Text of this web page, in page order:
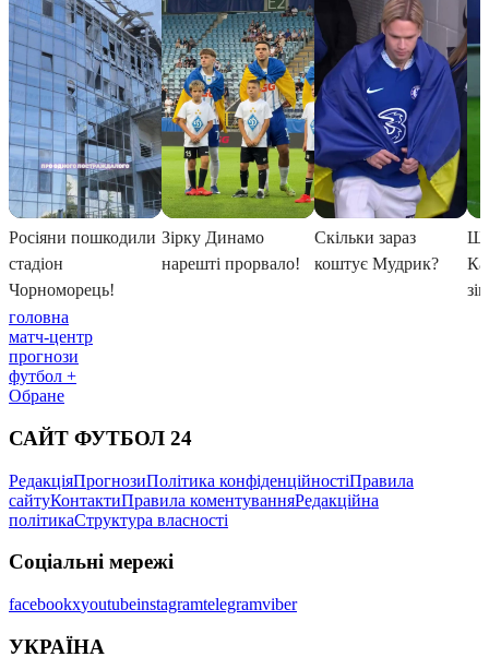
головна
матч-центр
прогнози
футбол +
Обране
САЙТ ФУТБОЛ 24
РедакціяПрогнозиПолітика конфіденційностіПравила
сайтуКонтактиПравила коментуванняРедакційна
політикаСтруктура власності
Соціальні мережі
facebookxyoutubeinstagramtelegramviber
УКРАЇНА